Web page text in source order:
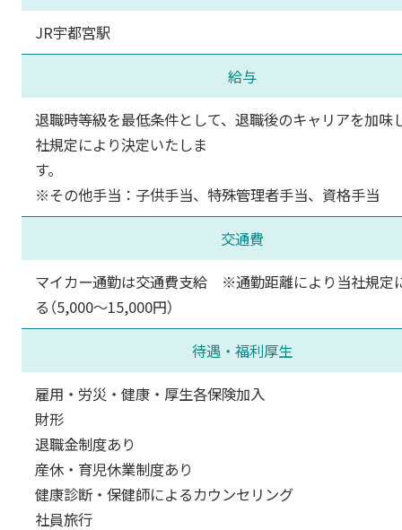
JR宇都宮駅
給与
退職時等級を最低条件として、退職後のキャリアを加味
社規定により決定いたしま
す
※その他手当：子供手当、特殊管理者手当、資格手当
交通費
マイカー通勤は交通費支給 ※通勤距離により当社規定
る（5,000～15,000円）
待遇・福利厚生
雇用・労災・健康・厚生各保険加入
財形
退職金制度あり
産休・育児休業制度あり
健康診断・保健師によるカウンセリング
社員旅行